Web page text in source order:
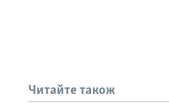
Читайте також